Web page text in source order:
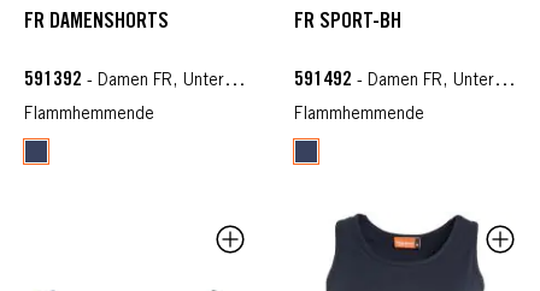
FR DAMENSHORTS
591392 - Damen FR, Unterwäsche FR
Flammhemmende
FR SPORT-BH
591492 - Damen FR, Unterwäsche FR
Flammhemmende